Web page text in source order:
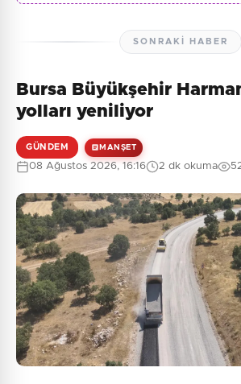
SONRAKI HABER
Bursa Büyükşehir
yolları yeniliyor
GÜNDEM MANŞET
08 Ağustos 2026, 16:16 2 dk okuma